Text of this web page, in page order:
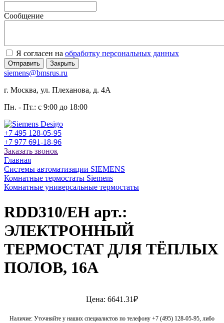
Сообщение
Я согласен на обработку персональных данных
Отправить Закрыть
siemens@bmsrus.ru
г. Москва, ул. Плеханова, д. 4А
Пн. - Пт.: c 9:00 до 18:00
+7 495 128-05-95
+7 977 691-18-96
Заказать звонок
Главная
Системы автоматизации SIEMENS
Комнатные термостаты Siemens
Комнатные универсальные термостаты
RDD310/EH арт.:
ЭЛЕКТРОННЫЙ
ТЕРМОСТАТ ДЛЯ ТЁПЛЫХ
ПОЛОВ, 16A
Цена: 6641.31₽
Наличие: Уточняйте у наших специалистов по телефону +7 (495) 128-05-95, либо